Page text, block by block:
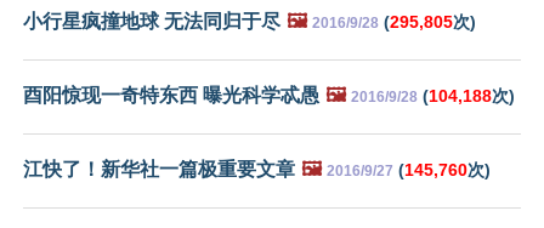
小行星疯撞地球 无法同归于尽 🖼️ 2016/9/28 (295,805次)
酉阳惊现一奇特东西 曝光科学忒愚 🖼️ 2016/9/28 (104,188次)
江快了！新华社一篇极重要文章 🖼️ 2016/9/27 (145,760次)